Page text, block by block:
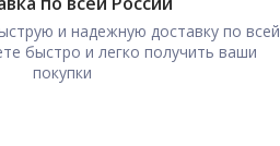
и надежную доставку по всей
быстро и легко получить ваши
покупки